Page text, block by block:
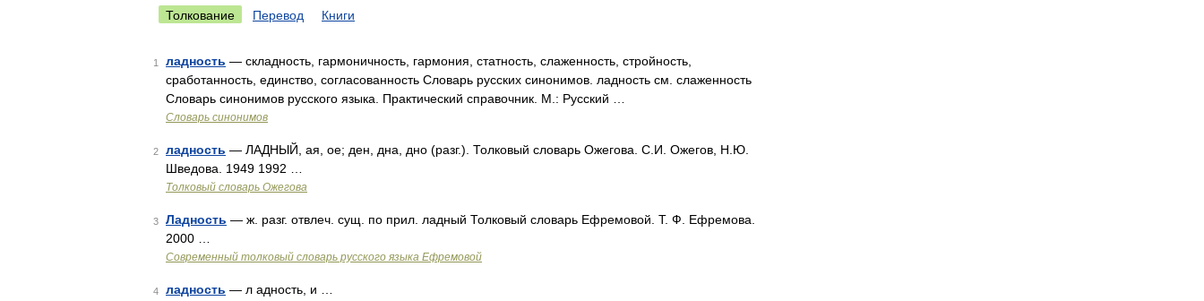
Толкование Перевод Книги
1 ладность — складность, гармоничность, гармония, статность, слаженность, стройность,
сработанность, единство, согласованность Словарь русских синонимов. ладность см. слаженность
Словарь синонимов русского языка. Практический справочник. М.: Русский …
Словарь синонимов
2 ладность — ЛАДНЫЙ, ая, ое; ден, дна, дно (разг.). Толковый словарь Ожегова. С.И. Ожегов, Н.Ю.
Шведова. 1949 1992 …
Толковый словарь Ожегова
3 Ладность — ж. разг. отвлеч. сущ. по прил. ладный Толковый словарь Ефремовой. Т. Ф. Ефремова.
2000 …
Современный толковый словарь русского языка Ефремовой
4 ладность — л адность, и …